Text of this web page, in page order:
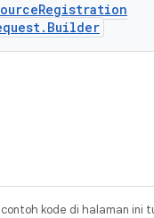
Registration
. Builder
kode di halaman ini